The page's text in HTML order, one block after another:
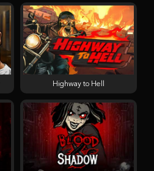
Highway to Hell